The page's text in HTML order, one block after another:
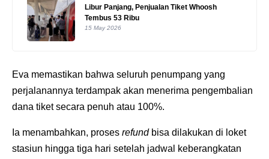
Libur Panjang, Penjualan Tiket Whoosh
Tembus 53 Ribu
15 May 2026
Eva memastikan bahwa seluruh penumpang yang
perjalanannya terdampak akan menerima pengembalian
dana tiket secara penuh atau 100%.
Ia menambahkan, proses refundbisa dilakukan di loket
stasiun hingga tiga hari setelah jadwal keberangkatan